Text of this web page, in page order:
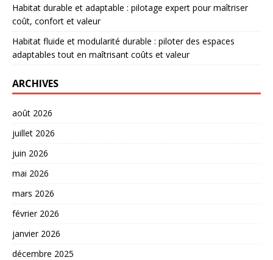
Habitat durable et adaptable : pilotage expert pour maîtriser
coût, confort et valeur
Habitat fluide et modularité durable : piloter des espaces
adaptables tout en maîtrisant coûts et valeur
ARCHIVES
août 2026
juillet 2026
juin 2026
mai 2026
mars 2026
février 2026
janvier 2026
décembre 2025